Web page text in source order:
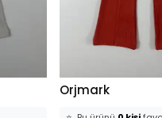
Orjmark